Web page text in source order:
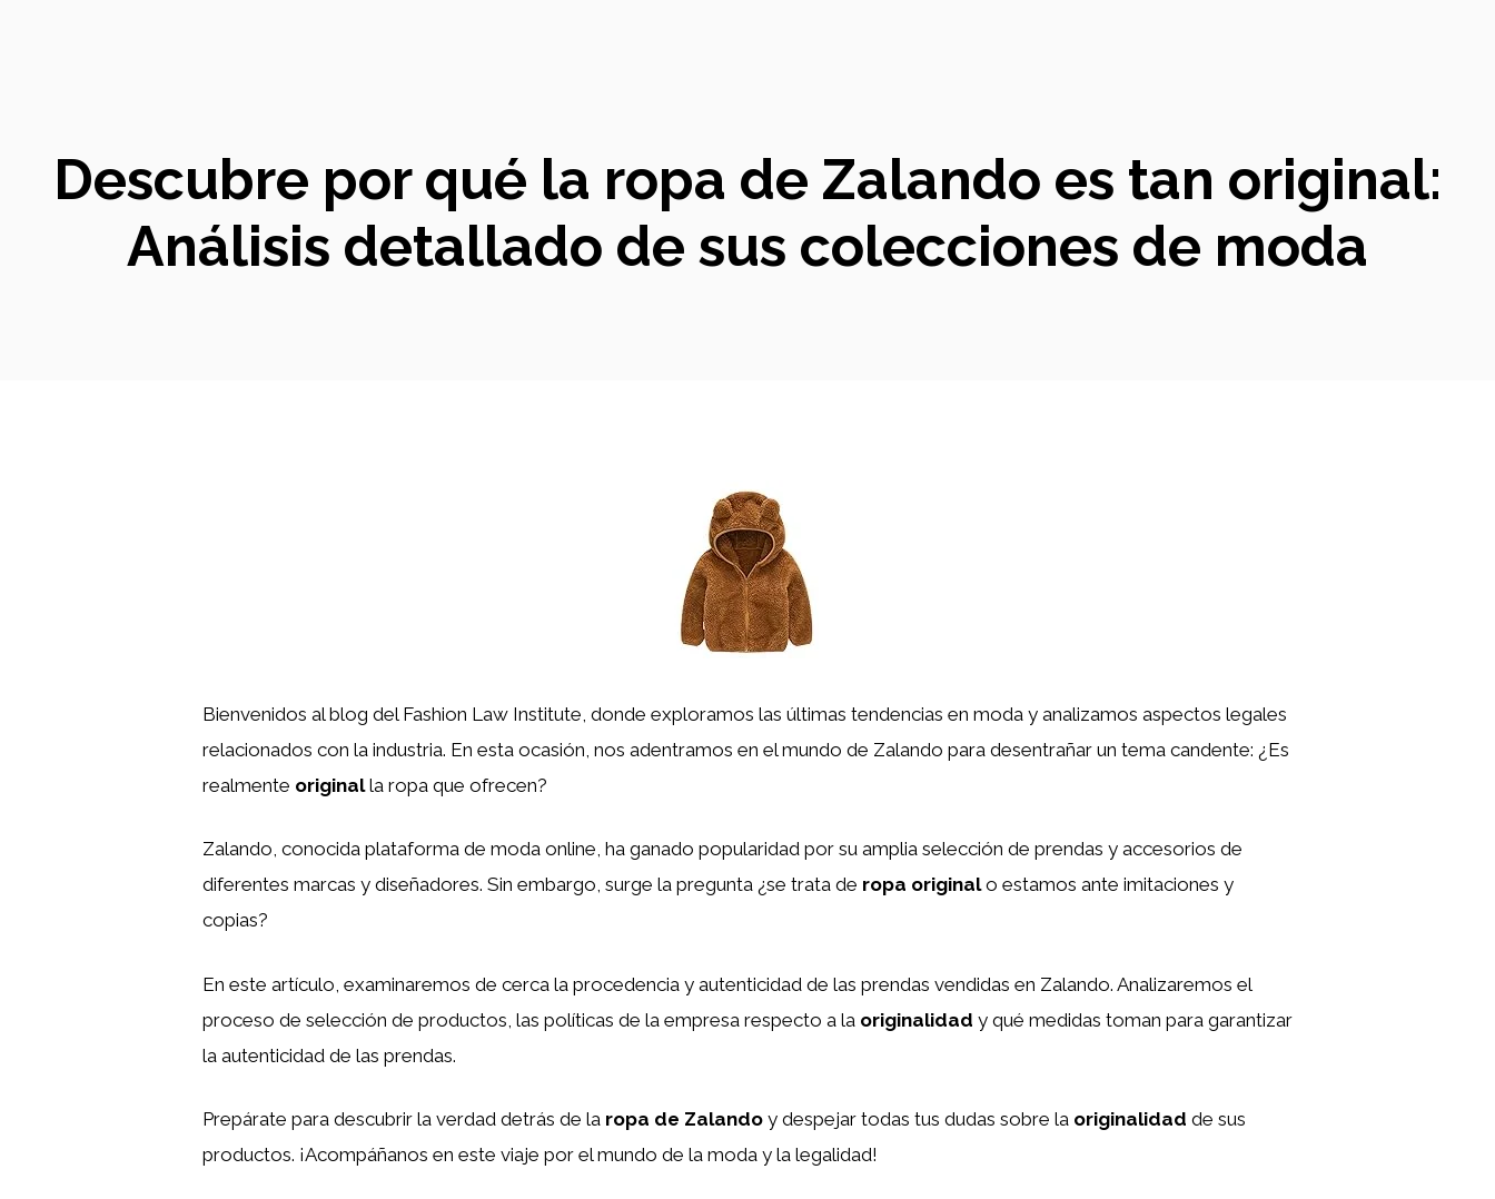
Descubre por qué la ropa de Zalando es tan original:
Análisis detallado de sus colecciones de moda
Bienvenidos al blog del Fashion Law Institute, donde exploramos las últimas tendencias en moda y analizamos aspectos legales
relacionados con la industria. En esta ocasión, nos adentramos en el mundo de Zalando para desentrañar un tema candente: ¿Es
realmente originalla ropa que ofrecen?
Zalando, conocida plataforma de moda online, ha ganado popularidad por su amplia selección de prendas y accesorios de
diferentes marcas y diseñadores. Sin embargo, surge la pregunta ¿se trata de ropa originalo estamos ante imitaciones y
copias?
En este artículo, examinaremos de cerca la procedencia y autenticidad de las prendas vendidas en Zalando. Analizaremos el
proceso de selección de productos, las políticas de la empresa respecto a la originalidad y qué medidas toman para garantizar
la autenticidad de las prendas.
Prepárate para descubrir la verdad detrás de la ropa de Zalando y despejar todas tus dudas sobre la originalidad de sus
productos. ¡Acompáñanos en este viaje por el mundo de la moda y la legalidad!